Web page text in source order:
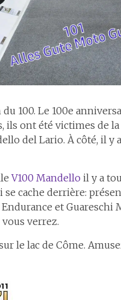
du 100. Le 100e
ils ont été victimes de
del Lario. À côté, il y
V100 Mandello il y a
cache derrière:
et Guareschi
verrez.
le lac de Côme.